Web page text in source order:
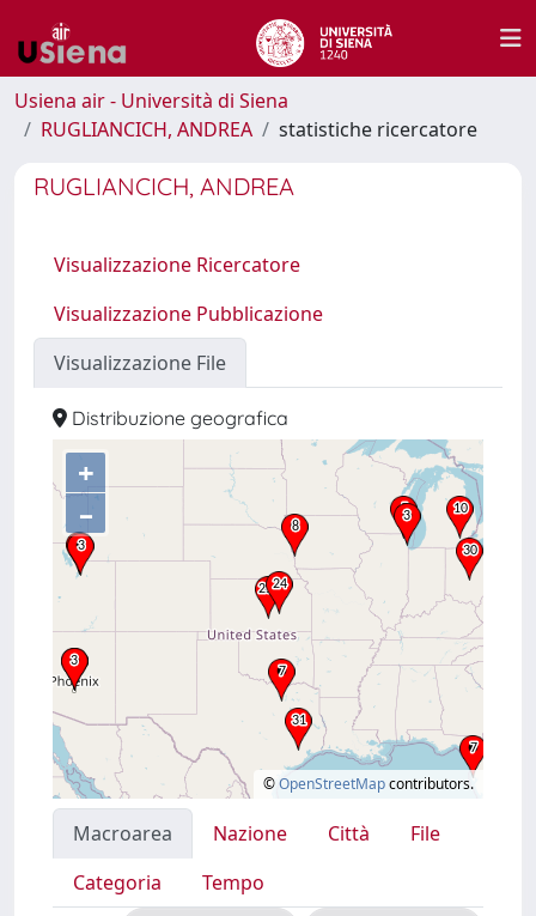
Usiena air - Università di Siena
RUGLIANCICH, ANDREA
statistiche ricercatore
RUGLIANCICH, ANDREA
Visualizzazione Ricercatore
Visualizzazione Pubblicazione
Visualizzazione File
Distribuzione geografica
+
–
©OpenStreetMapcontributors.
Macroarea Nazione Città
File
Categoria
Tempo